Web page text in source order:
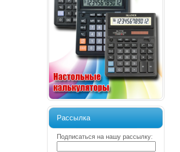
Рассылка
Подписаться на нашу рассылку: